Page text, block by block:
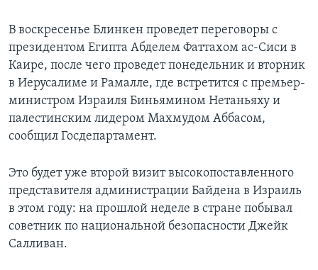
В воскресенье Блинкен проведет переговоры с
президентом Египта Абделем Фаттахом ас-Сиси в
Каире, после чего проведет понедельник и вторник
в Иерусалиме и Рамалле, где встретится с премьер-
министром Израиля Биньямином Нетаньяху и
палестинским лидером Махмудом Аббасом,
сообщил Госдепартамент.
Это будет уже второй визит высокопоставленного
представителя администрации Байдена в Израиль
в этом году: на прошлой неделе в стране побывал
советник по национальной безопасности Джейк
Салливан.